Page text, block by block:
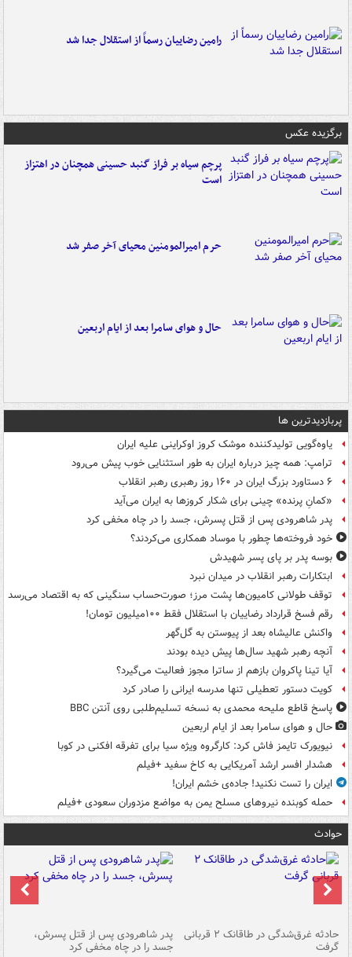
رامین رضاییان رسماً از استقلال جدا شد
برگزیده عکس
پرچم سیاه بر فراز گنبد حسینی همچنان در اهتزاز
است
حرم امیرالمومنین محیای آخر صفر شد
حال و هوای سامرا بعد از ایام اربعین
پربازدیدترین ها
یاوه‌گویی تولیدکننده موشک کروز اوکراینی علیه ایران
ترامپ: همه چیز درباره ایران به طور استثنایی خوب پیش می‌رود
۶ دستاورد بزرگ ایران در ۱۶۰ روز رهبری رهبر انقلاب
«کمانِ پرنده» چینی برای شکار کروزها به ایران می‌آید
پدر شاهرودی پس از قتل پسرش، جسد را در چاه مخفی کرد
خود فروخته‌ها چطور با موساد همکاری می‌کردند؟
بوسه‌ پدر بر پای پسر شهیدش
ابتکارات رهبر انقلاب در میدان نبرد
توقف طولانی کامیون‌ها پشت مرز؛ صورت‌حساب سنگینی که به اقتصاد می‌رسد
رقم فسخ قرارداد رضاییان با استقلال فقط ۱۰۰میلیون تومان!
واکنش عالیشاه بعد از پیوستن به گل‌گهر
آنچه رهبر شهید سال‌ها پیش دیده بودند
آیا تینا پاکروان بازهم از ساترا مجوز فعالیت می‌گیرد؟
کویت دستور تعطیلی تنها مدرسه ایرانی را صادر کرد
پاسخ قاطع ملیحه محمدی به نسخه تسلیم‌طلبی روی آنتن BBC
حال و هوای سامرا بعد از ایام اربعین
نیویورک تایمز فاش کرد: کارگروه ویژه سیا برای تفرقه افکنی در کوبا
هشدار افسر ارشد آمریکایی به کاخ سفید +فیلم
ایران را تست نکنید! جاده‌ی خشم ایران!
حمله کوبنده نیروهای مسلح یمن به مواضع مزدوران سعودی +فیلم
حوادث
حادثه غرق‌شدگی در طاقانک ۲ قربانی
گرفت
پدر شاهرودی پس از قتل پسرش،
جسد را در چاه مخفی کرد